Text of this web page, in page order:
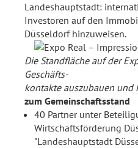
Landeshauptstadt:
Investoren auf den
Düsseldorf hinzuweisen.
Die Standfläche auf der
Geschäfts-
kontakte auszubauen und
zum Gemeinschaftsstand
40 Partner unter
Wirtschaftsförderung
"Landeshauptstadt